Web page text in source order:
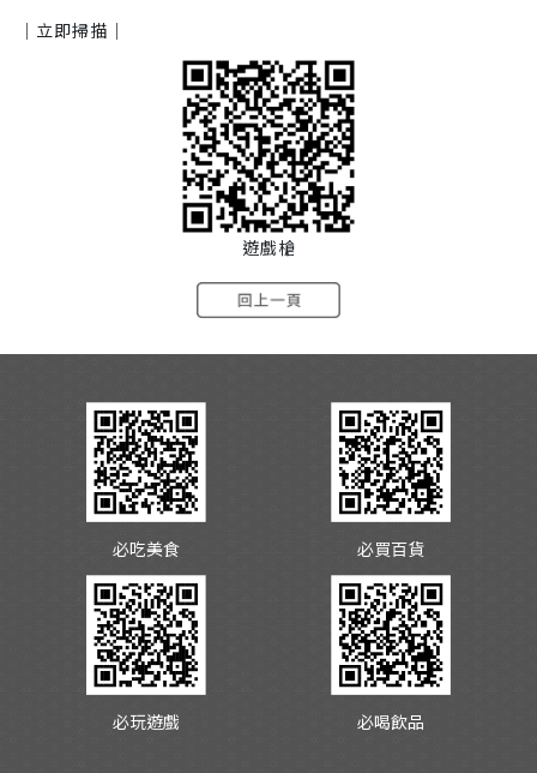
｜立即掃描｜
遊戲槍
必吃美食 必買百貨
必玩遊戲 必喝飲品